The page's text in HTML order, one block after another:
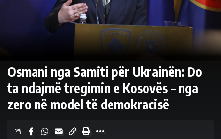
Osmani nga Samiti për Ukrainën: Do
ta ndajmë tregimin e Kosovës – nga
zero në model të demokracisë